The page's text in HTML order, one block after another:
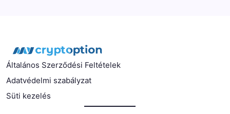
Általános Szerződési Feltételek
Adatvédelmi szabályzat
Süti kezelés